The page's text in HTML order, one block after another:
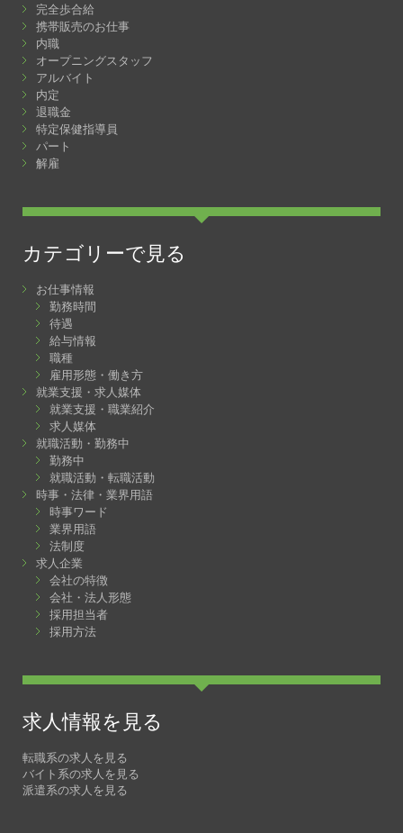
完全歩合給
携帯販売のお仕事
内職
オープニングスタッフ
アルバイト
内定
退職金
特定保健指導員
パート
解雇
カテゴリーで見る
お仕事情報
勤務時間
待遇
給与情報
職種
雇用形態・働き方
就業支援・求人媒体
就業支援・職業紹介
求人媒体
就職活動・勤務中
勤務中
就職活動・転職活動
時事・法律・業界用語
時事ワード
業界用語
法制度
求人企業
会社の特徴
会社・法人形態
採用担当者
採用方法
求人情報を見る
転職系の求人を見る
バイト系の求人を見る
派遣系の求人を見る